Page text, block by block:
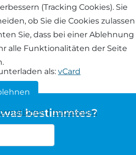
als: vCard
bestimmtes?
(Tracking Cookies). Sie
ob Sie die Cookies zulassen
Sie, dass bei einer Ablehnung
alle Funktionalitäten der Seite
|Impressum